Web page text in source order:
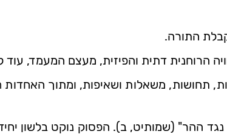
התורה.
הרוחנית דתית והפיזית, מעצם המעמד, עוד
תחושות, משאלות ושאיפות, ומתוך האחדות
ההר" (שמותיט, ב). הפסוק נוקט בלשון